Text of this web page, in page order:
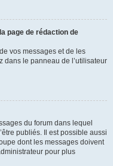
page de rédaction de
vos messages et de les
dans le panneau de l’utilisateur
du forum dans lequel
publiés. Il est possible aussi
dont les messages doivent
pour plus